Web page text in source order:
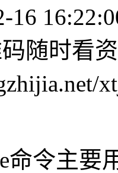
16
随时看
令主要